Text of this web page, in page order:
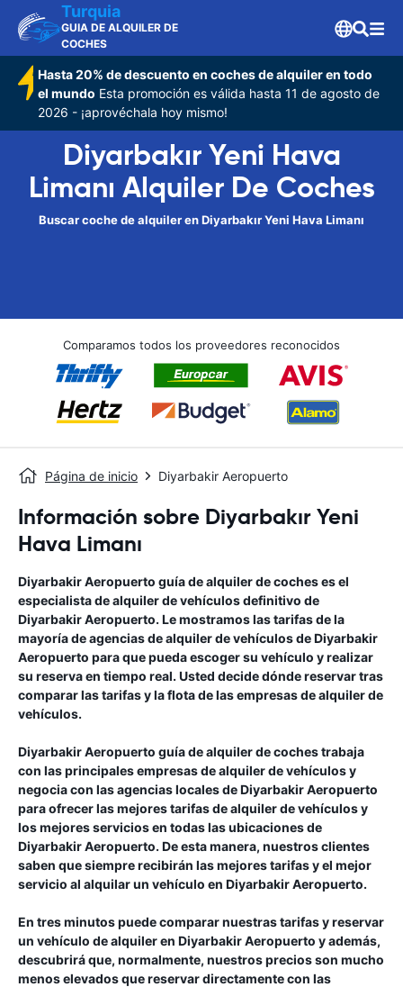
Turquia
GUIA DE ALQUILER DE
COCHES
Hasta 20% de descuento en coches de alquiler en todo
el mundo Esta promoción es válida hasta 11 de agosto de
2026 - ¡aprovéchala hoy mismo!
Diyarbakır Yeni Hava
Limanı Alquiler De Coches
Buscar coche de alquiler en Diyarbakır Yeni Hava Limanı
Comparamos todos los proveedores reconocidos
Página de inicio Diyarbakir Aeropuerto
Información sobre Diyarbakır Yeni
Hava Limanı
Diyarbakir Aeropuerto guía de alquiler de cocheses el
especialista de alquiler de vehículos definitivo de
Diyarbakir Aeropuerto. Le mostramos las tarifas de la
mayoría de agencias de alquiler de vehículos deDiyarbakir
Aeropuerto para que pueda escoger su vehículo y realizar
su reserva en tiempo real. Usted decide dónde reservar tras
comparar las tarifas y la flota de las empresas de alquiler de
vehículos.
Diyarbakir Aeropuerto guía de alquiler de cochestrabaja
con las principales empresas de alquiler de vehículos y
negocia con las agencias locales deDiyarbakir Aeropuerto
para ofrecer las mejores tarifas de alquiler de vehículos y
los mejores servicios en todas las ubicaciones de
Diyarbakir Aeropuerto. De esta manera, nuestros clientes
saben que siempre recibirán las mejores tarifas y el mejor
servicio al alquilar un vehículo en Diyarbakir Aeropuerto.
En tres minutos puede comparar nuestras tarifas y reservar
un vehículo de alquiler en Diyarbakir Aeropuerto y además,
descubrirá que, normalmente, nuestros precios son mucho
menos elevados que reservar directamente con las